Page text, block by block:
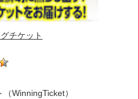
チケット
WinningTicket）